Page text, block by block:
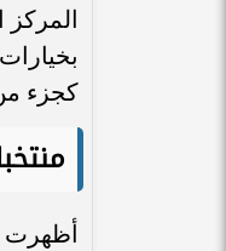
المركز
كجزء
أظهرت